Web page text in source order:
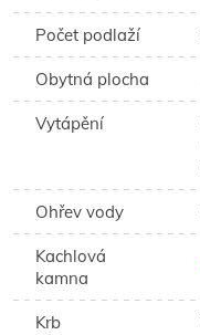
Počet podlaží
Obytná plocha
Vytápění
Ohřev vody
Kachlová
kamna
Krb